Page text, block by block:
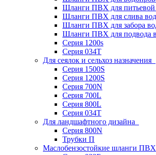
Шланги ПВХ для
Шланги ПВХ для слива
Шланги ПВХ для забора
Шланги ПВХ для подвода
Серия 1200s
Серия 034Т
Для сеялок и сельхоз назначения
Серия 1500S
Серия 1200S
Серия 700N
Серия 700L
Серия 800L
Серия 034T
Для ландшафтного дизайна
Серия 800N
Трубки П
Маслобензостойкие шланги ПВХ